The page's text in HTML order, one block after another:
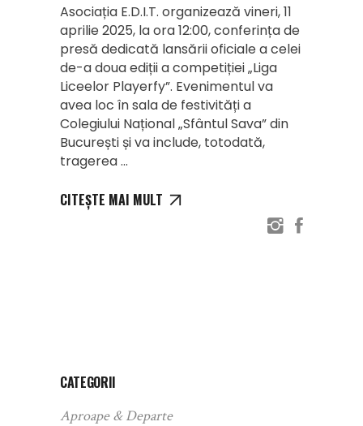
Asociația E.D.I.T. organizează vineri, 11
aprilie 2025, la ora 12:00, conferința de
presă dedicată lansării oficiale a celei
de-a doua ediții a competiției „Liga
Liceelor Playerfy”. Evenimentul va
avea loc în sala de festivități a
Colegiului Național „Sfântul Sava” din
București și va include, totodată,
tragerea
CITEȘTE MAI MULT
CATEGORII
Aproape & Departe